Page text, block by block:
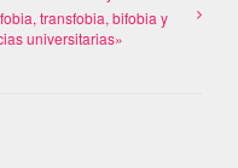
transfobia, bifobia y
universitarias»